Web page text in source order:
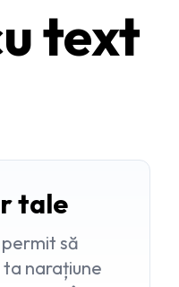
text
tale
să
narațiune